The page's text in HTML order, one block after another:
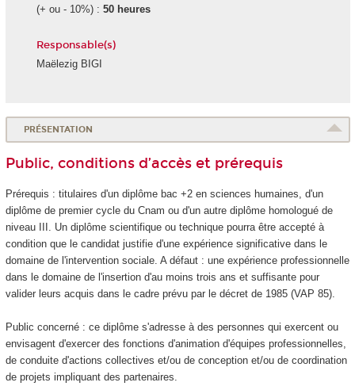
(+ ou - 10%) : 50 heures
Responsable(s)
Maëlezig BIGI
PRÉSENTATION
Public, conditions d’accès et prérequis
Prérequis : titulaires d'un diplôme bac +2 en sciences humaines, d'un
diplôme de premier cycle du Cnam ou d'un autre diplôme homologué de
niveau III. Un diplôme scientifique ou technique pourra être accepté à
condition que le candidat justifie d'une expérience significative dans le
domaine de l'intervention sociale. A défaut : une expérience professionnelle
dans le domaine de l'insertion d'au moins trois ans et suffisante pour
valider leurs acquis dans le cadre prévu par le décret de 1985 (VAP 85).
Public concerné : ce diplôme s'adresse à des personnes qui exercent ou
envisagent d'exercer des fonctions d'animation d'équipes professionnelles,
de conduite d'actions collectives et/ou de conception et/ou de coordination
de projets impliquant des partenaires.